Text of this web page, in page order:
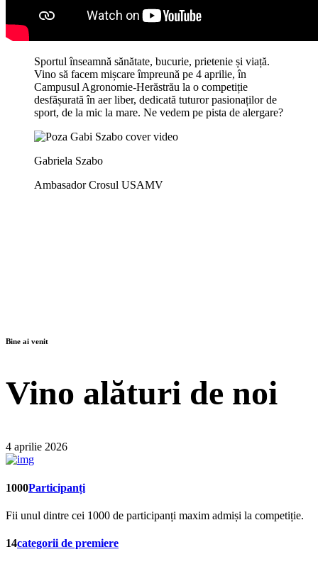
Sportul înseamnă sănătate, bucurie, prietenie și viață.
Vino să facem mișcare împreună pe 4 aprilie, în
Campusul Agronomie-Herăstrău la o competiție
desfășurată în aer liber, dedicată tuturor pasionaților de
sport, de la mic la mare. Ne vedem pe pista de alergare?
Gabriela Szabo
Ambasador Crosul USAMV
Bine ai venit
Vino alături de noi
4 aprilie 2026
Participanți
Fii unul dintre cei 1000 de participanți maxim admiși la competiție.
categorii de premiere